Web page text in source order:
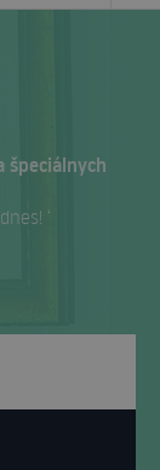
špeciálnych
‘